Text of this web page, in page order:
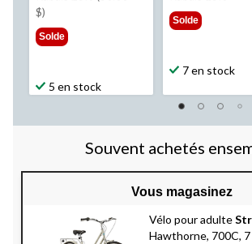
$)
Solde
5 en stock
Solde
7 en stock
Souvent achetés
Vous magasinez
Vélo pour adulte
Hawthorne, 700C,